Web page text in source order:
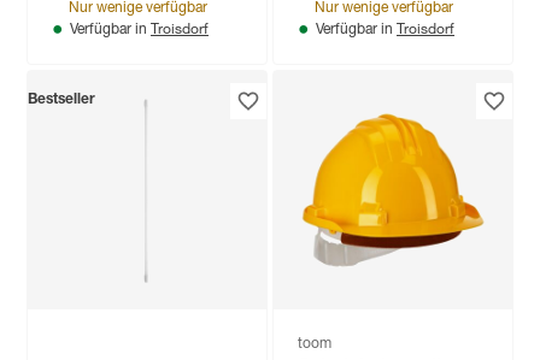
Nur wenige verfügbar
Verfügbar in Troisdorf
Nur wenige verfügbar
Verfügbar in Troisdorf
Bestseller
toom